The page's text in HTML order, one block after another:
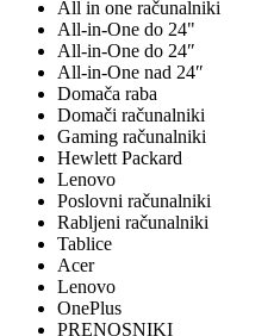
All in one računalniki
All-in-One do 24"
All-in-One do 24″
All-in-One nad 24″
Domača raba
Domači računalniki
Gaming računalniki
Hewlett Packard
Lenovo
Poslovni računalniki
Rabljeni računalniki
Tablice
Acer
Lenovo
OnePlus
PRENOSNIKI